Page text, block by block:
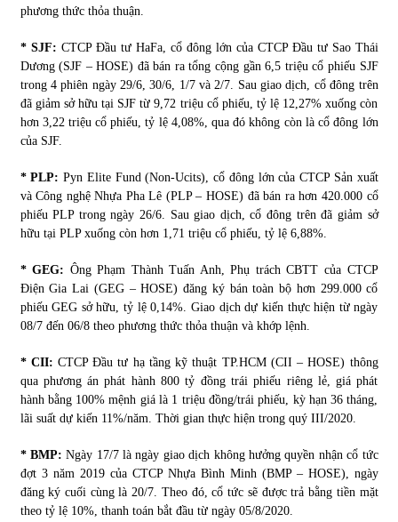
phương thức thỏa thuận.
* SJF: CTCP Đầu tư HaFa, cổ đông lớn của CTCP Đầu tư Sao Thái
Dương (SJF – HOSE) đã bán ra tổng cộng gần 6,5 triệu cổ phiếu SJF
trong 4 phiên ngày 29/6, 30/6, 1/7 và 2/7. Sau giao dịch, cổ đông trên
đã giảm sở hữu tại SJF từ 9,72 triệu cổ phiếu, tỷ lệ 12,27% xuống còn
hơn 3,22 triệu cổ phiếu, tỷ lệ 4,08%, qua đó không còn là cổ đông lớn
của SJF.
* PLP: Pyn Elite Fund (Non-Ucits), cổ đông lớn của CTCP Sản xuất
và Công nghệ Nhựa Pha Lê (PLP – HOSE) đã bán ra hơn 420.000 cổ
phiếu PLP trong ngày 26/6. Sau giao dịch, cổ đông trên đã giảm sở
hữu tại PLP xuống còn hơn 1,71 triệu cổ phiếu, tỷ lệ 6,88%.
* GEG: Ông Phạm Thành Tuấn Anh, Phụ trách CBTT của CTCP
Điện Gia Lai (GEG – HOSE) đăng ký bán toàn bộ hơn 299.000 cổ
phiếu GEG sở hữu, tỷ lệ 0,14%. Giao dịch dự kiến thực hiện từ ngày
08/7 đến 06/8 theo phương thức thỏa thuận và khớp lệnh.
* CII: CTCP Đầu tư hạ tầng kỹ thuật TP.HCM (CII – HOSE) thông
qua phương án phát hành 800 tỷ đồng trái phiếu riêng lẻ, giá phát
hành bằng 100% mệnh giá là 1 triệu đồng/trái phiếu, kỳ hạn 36 tháng,
lãi suất dự kiến 11%/năm. Thời gian thực hiện trong quý III/2020.
* BMP:Ngày 17/7 là ngày giao dịch không hưởng quyền nhận cổ tức
đợt 3 năm 2019 của CTCP Nhựa Bình Minh (BMP – HOSE), ngày
đăng ký cuối cùng là 20/7. Theo đó, cổ tức sẽ được trả bằng tiền mặt
theo tỷ lệ 10%, thanh toán bắt đầu từ ngày 05/8/2020.